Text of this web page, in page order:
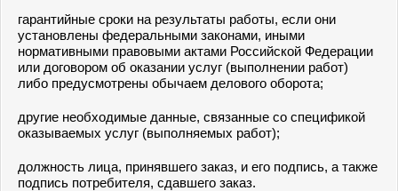
гарантийные сроки на результаты работы, если они
установлены федеральными законами, иными
нормативными правовыми актами Российской Федерации
или договором об оказании услуг (выполнении работ)
либо предусмотрены обычаем делового оборота;
другие необходимые данные, связанные со спецификой
оказываемых услуг (выполняемых работ);
должность лица, принявшего заказ, и его подпись, а также
подпись потребителя, сдавшего заказ.